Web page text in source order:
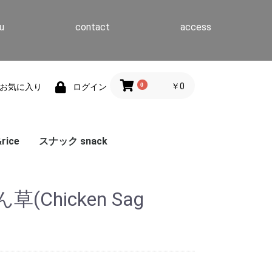
contact access
お気に入り ログイン 0 ￥0
スナック snack
草(Chicken Sag